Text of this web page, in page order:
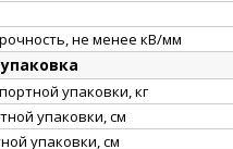
не менее кВ/мм
упаковки, кг
упаковки, см
упаковки, см